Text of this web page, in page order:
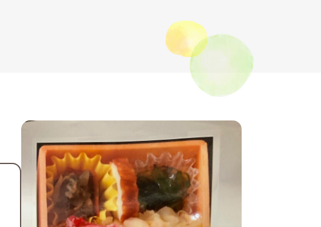
営業時間・駐車場案内
よくあるご質問
ショップ求人情報